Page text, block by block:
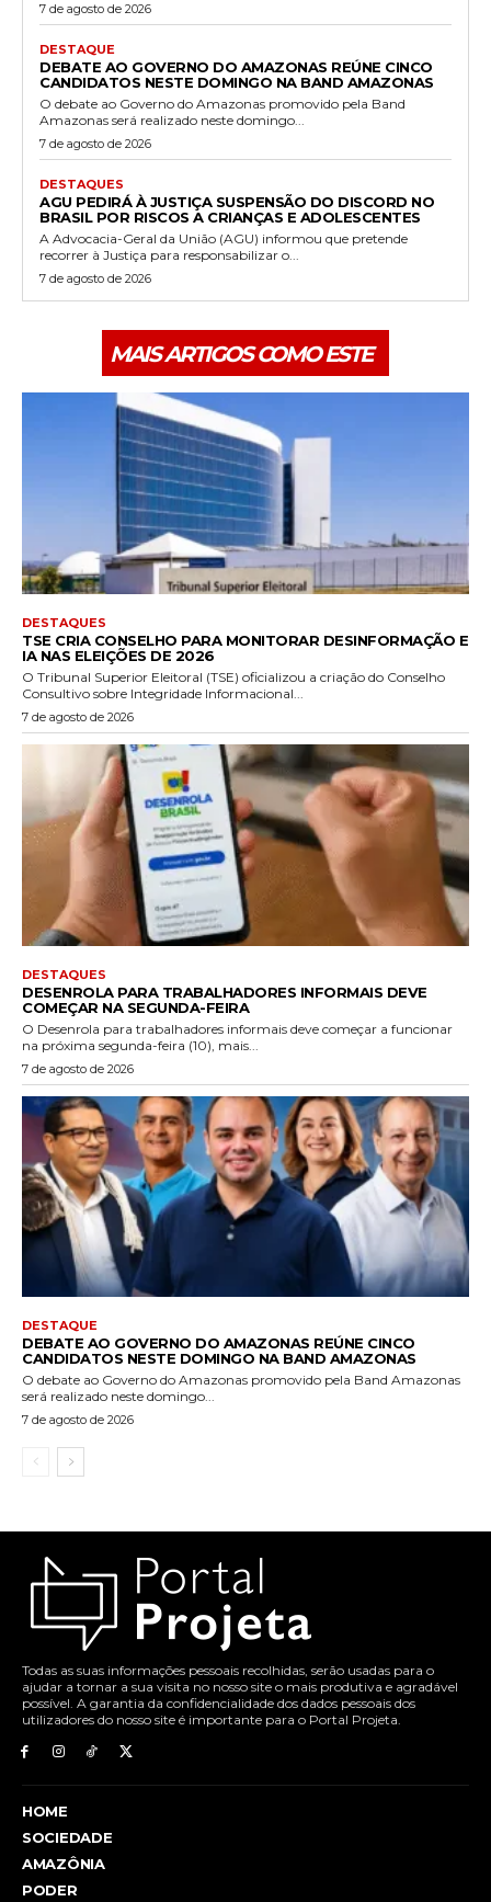
7 de agosto de 2026
DESTAQUE
DEBATE AO GOVERNO DO AMAZONAS REÚNE CINCO
CANDIDATOS NESTE DOMINGO NA BAND AMAZONAS
O debate ao Governo do Amazonas promovido pela Band
Amazonas será realizado neste domingo...
7 de agosto de 2026
DESTAQUES
AGU PEDIRÁ À JUSTIÇA SUSPENSÃO DO DISCORD NO
BRASIL POR RISCOS A CRIANÇAS E ADOLESCENTES
A Advocacia-Geral da União (AGU) informou que pretende
recorrer à Justiça para responsabilizar o...
7 de agosto de 2026
MAIS ARTIGOS COMO ESTE
DESTAQUES
TSE CRIA CONSELHO PARA MONITORAR DESINFORMAÇÃO E
IA NAS ELEIÇÕES DE 2026
O Tribunal Superior Eleitoral (TSE) oficializou a criação do Conselho
Consultivo sobre Integridade Informacional...
7 de agosto de 2026
DESTAQUES
DESENROLA PARA TRABALHADORES INFORMAIS DEVE
COMEÇAR NA SEGUNDA-FEIRA
O Desenrola para trabalhadores informais deve começar a funcionar
na próxima segunda-feira (10), mais...
7 de agosto de 2026
DESTAQUE
DEBATE AO GOVERNO DO AMAZONAS REÚNE CINCO
CANDIDATOS NESTE DOMINGO NA BAND AMAZONAS
O debate ao Governo do Amazonas promovido pela Band Amazonas
será realizado neste domingo...
7 de agosto de 2026
Todas as suas informações pessoais recolhidas, serão usadas para o
ajudar a tornar a sua visita no nosso site o mais produtiva e agradável
possível. A garantia da confidencialidade dos dados pessoais dos
utilizadores do nosso site é importante para o Portal Projeta.
HOME
SOCIEDADE
AMAZÔNIA
PODER